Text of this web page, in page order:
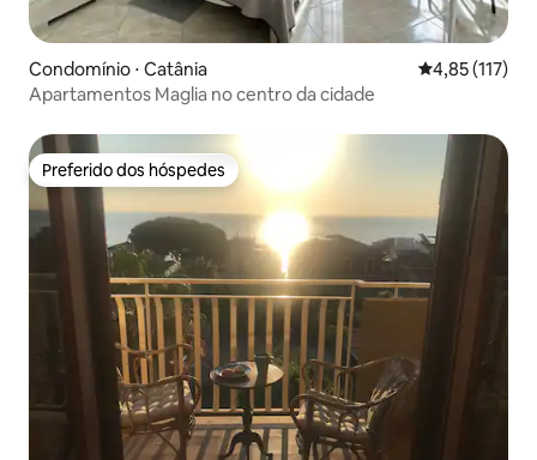
Condomínio ⋅ Catânia 4,85 de uma
4,85 (117)
Apartamentos Maglia no centro da cidade
Preferido dos hóspedes
Preferido dos hóspedes